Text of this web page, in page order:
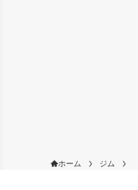
ホーム ジム